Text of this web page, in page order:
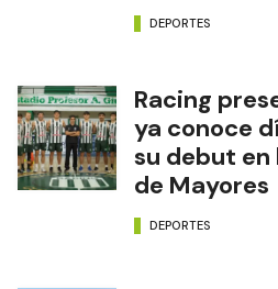
DEPORTES
Racing
ya conoce
su debut en
de Mayores
DEPORTES